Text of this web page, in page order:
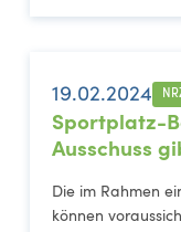
19.02.2024
Sportplatz-
Ausschuss
Die im Rahmen
können